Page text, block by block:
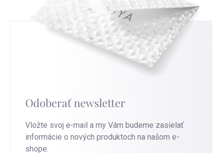
Odoberať newsletter
Vložte svoj e-mail a my Vám budeme zasielať
informácie o nových produktoch na našom e-
shope.